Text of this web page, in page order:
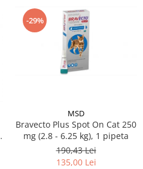
-29%
MSD
Bravecto Plus Spot On Cat 250
mg (2.8 - 6.25 kg), 1 pipeta
190,43 Lei
135,00 Lei